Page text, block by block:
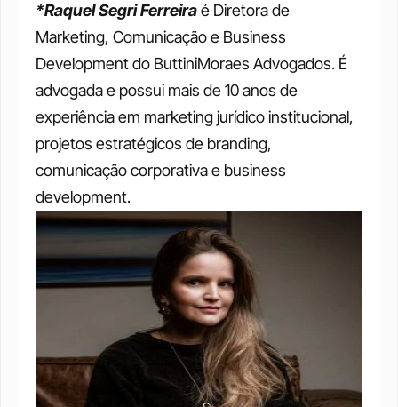
*Raquel Segri Ferreira é Diretora de
Marketing, Comunicação e Business
Development do ButtiniMoraes Advogados. É
advogada e possui mais de 10 anos de
experiência em marketing jurídico institucional,
projetos estratégicos de branding,
comunicação corporativa e business
development.